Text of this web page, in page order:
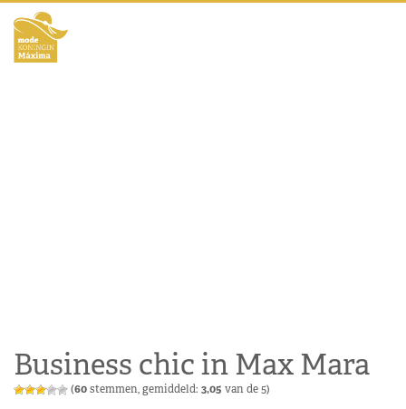
Business chic in Max Mara
(60stemmen, gemiddeld: 3,05 van de 5)